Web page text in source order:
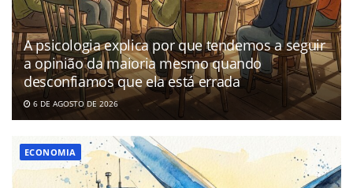
A psicologia explica por que tendemos a seguir
a opinião da maioria mesmo quando
desconfiamos que ela está errada
6 DE AGOSTO DE 2026
ECONOMIA